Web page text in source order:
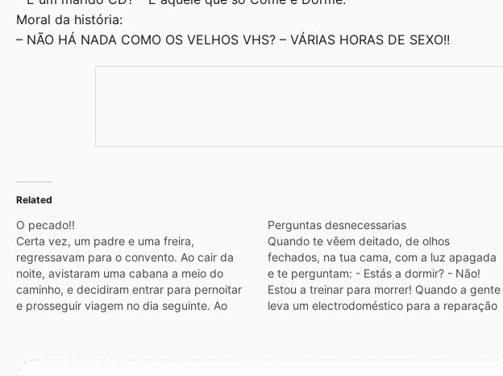
Moral da história:
– NÃO HÁ NADA COMO OS VELHOS VHS? – VÁRIAS HORAS DE SEXO!!
Related
O pecado!!
Certa vez, um padre e uma freira,
regressavam para o convento. Ao cair da
noite, avistaram uma cabana a meio do
caminho, e decidiram entrar para pernoitar
e prosseguir viagem no dia seguinte. Ao
Perguntas desnecessarias
Quando te vêem deitado, de olhos
fechados, na tua cama, com a luz apagada
e te perguntam: - Estás a dormir? - Não!
Estou a treinar para morrer! Quando a gente
leva um electrodoméstico para a reparação